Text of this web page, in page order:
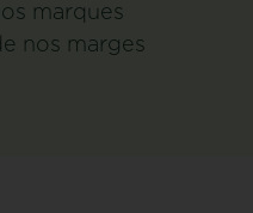
marques
nos marges